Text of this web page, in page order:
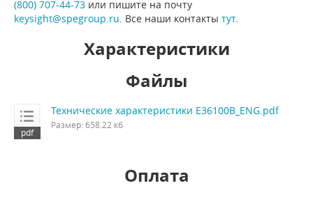
(800) 707-44-73 или пишите на почту
keysight@spegroup.ru. Все наши контакты тут.
Характеристики
Файлы
Технические характеристики E36100B_ENG.pdf
Размер: 658.22 кб
Оплата